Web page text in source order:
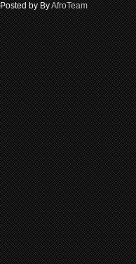
Posted by ByAfroTeam